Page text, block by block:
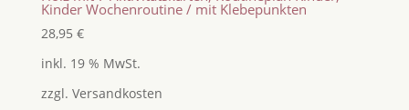
Kinder Wochenroutine / mit Klebepunkten
28,95 €
inkl. 19 % MwSt.
zzgl. Versandkosten